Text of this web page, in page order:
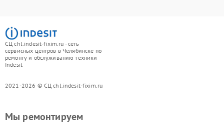
СЦ chl.indesit-fixim.ru - сеть
сервисных центров в Челябинске по
ремонту и обслуживанию техники
Indesit
2021-2026 © СЦ chl.indesit-fixim.ru
Мы ремонтируем